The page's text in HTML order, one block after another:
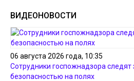
ВИДЕОНОВОСТИ
06 августа 2026 года, 10:35
Сотрудники госпожнадзора следят
безопасностью на полях